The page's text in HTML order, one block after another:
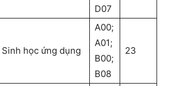
D07
Sinh học ứng dụng
A00;
A01;
B00;
B08
23